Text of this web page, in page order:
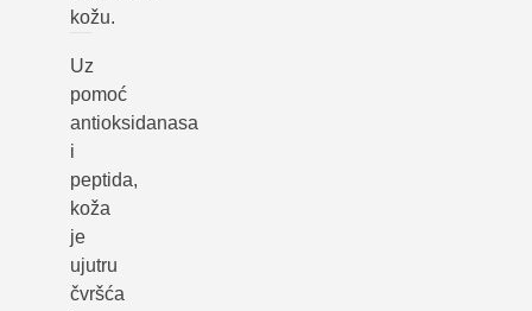
kožu.
Uz
pomoć
antioksidanasa
i
peptida,
koža
je
ujutru
čvršća